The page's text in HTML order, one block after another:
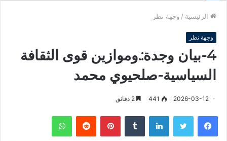
الرئيسية / وجهة نظر
وجهة نظر
4-بيان وجدة:.وموازين قوى الثقافة
السياسية-صلحيوي محمد
2026-03-12
441
فيسبوك لينكدإن بينتيريست